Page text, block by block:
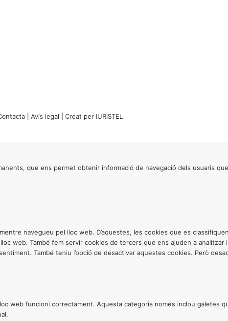
Avís legal | Creat per IURISTEL
que ens permet obtenir informació de navegació dels usuaris
navegueu pel lloc web. D’aquestes, les cookies que es
web. També fem servir cookies de tercers que ens ajuden a
També teniu l’opció de desactivar aquestes cookies. Però
web funcioni correctament. Aquesta categoria només inclou galetes